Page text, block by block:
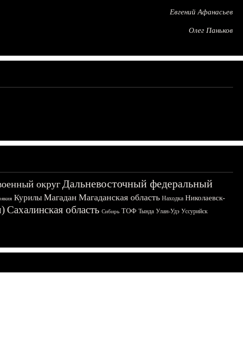
Евгений Афанасьев
Олег Паньков
округДальневосточный федеральный
Курилы Магадан Магаданская область Находка Николаевск-
Сахалинская область Сибирь ТОФ Тында Улан-Удэ Уссурийск